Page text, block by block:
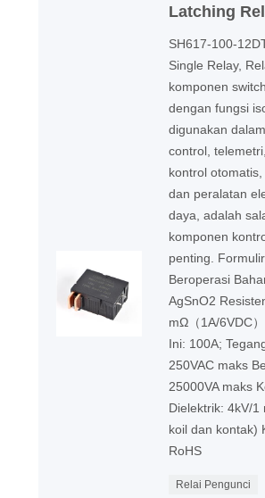
Latching
SH617-100-
Single Relay,
komponen
dengan fungsi
digunakan
control,
kontrol
dan peralatan
daya, adalah
komponen
penting.
Beroperasi
AgSnO2
mΩ（1A/6VDC
Ini: 100A;
250VAC maks
25000VA maks
Dielektrik: 4kV/1
koil dan kontak)
RoHS
Relai Pengunci